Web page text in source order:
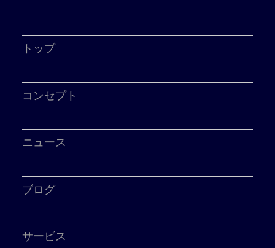
トップ
コンセプト
ニュース
ブログ
サービス